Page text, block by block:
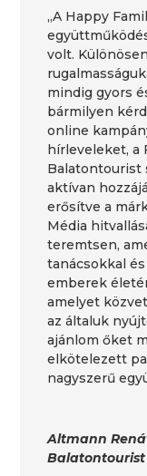
„A Happy
volt.
mindig gyors
bármilyen
online
hírleveleket, a
Balatontourist
aktívan
erősítve a
Média
teremtsen,
tanácsokkal
emberek
amelyet
az általuk
ajánlom őket
elkötelezett
nagyszerű
Altmann
Balatontourist